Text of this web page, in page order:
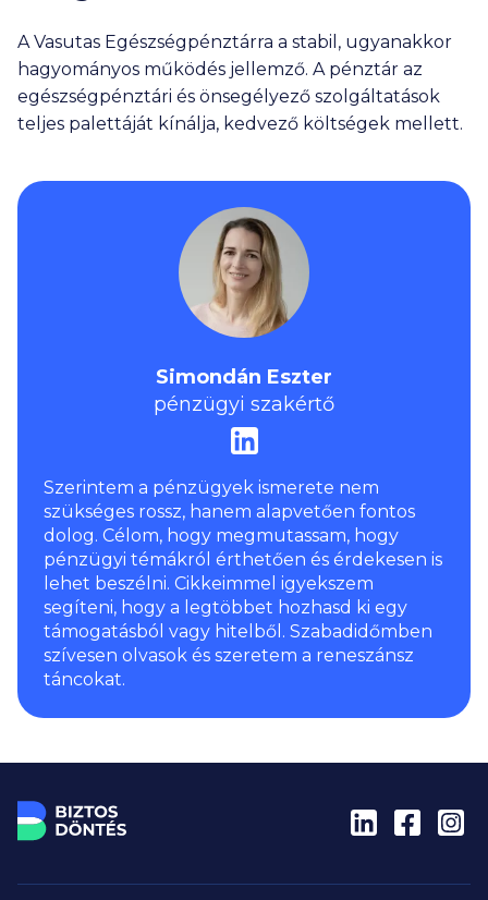
A Vasutas Egészségpénztárra a stabil, ugyanakkor
hagyományos működés jellemző. A pénztár az
egészségpénztári és önsegélyező szolgáltatások
teljes palettáját kínálja, kedvező költségek mellett.
Simondán Eszter
pénzügyi szakértő
Szerintem a pénzügyek ismerete nem
szükséges rossz, hanem alapvetően fontos
dolog. Célom, hogy megmutassam, hogy
pénzügyi témákról érthetően és érdekesen is
lehet beszélni. Cikkeimmel igyekszem
segíteni, hogy a legtöbbet hozhasd ki egy
támogatásból vagy hitelből. Szabadidőmben
szívesen olvasok és szeretem a reneszánsz
táncokat.